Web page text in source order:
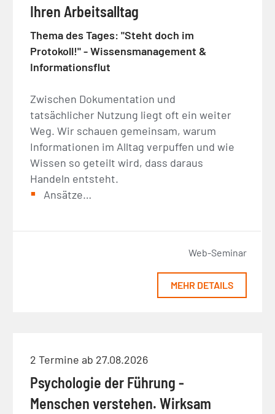
Ihren Arbeitsalltag
Thema des Tages: "Steht doch im
Protokoll!" - Wissensmanagement &
Informationsflut
Zwischen Dokumentation und
tatsächlicher Nutzung liegt oft ein weiter
Weg. Wir schauen gemeinsam, warum
Informationen im Alltag verpuffen und wie
Wissen so geteilt wird, dass daraus
Handeln entsteht.
Ansätze…
Web-Seminar
MEHR DETAILS
2 Termine ab 27.08.2026
Psychologie der Führung -
Menschen verstehen. Wirksam